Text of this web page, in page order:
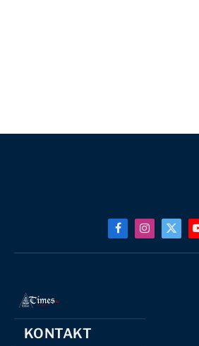
FacebookInstagram
X
KONTAKT